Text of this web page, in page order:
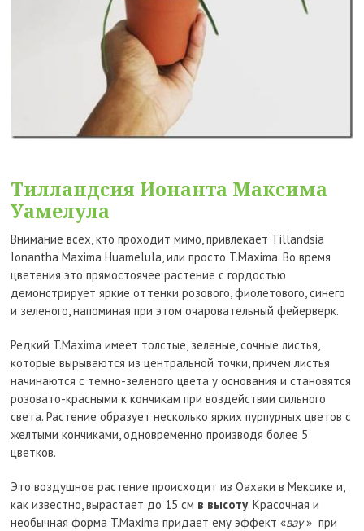
Тилландсия Ионанта Максима
Уамелула
Внимание всех, кто проходит мимо, привлекает Tillandsia
Ionantha Maxima Huamelula, или просто T.Maxima. Во время
цветения это прямостоячее растение с гордостью
демонстрирует яркие оттенки розового, фиолетового, синего
и зеленого, напоминая при этом очаровательный фейерверк.
Редкий T.Maxima имеет толстые, зеленые, сочные листья,
которые вырываются из центральной точки, причем листья
начинаются с темно-зеленого цвета у основания и становятся
розовато-красными к кончикам при воздействии сильного
света. Растение образует несколько ярких пурпурных цветов с
желтыми кончиками, одновременно производя более 5
цветков.
Это воздушное растение происходит из Оахаки в Мексике и,
как известно, вырастает до 15 см в высоту. Красочная и
необычная форма T.Maxima придает ему эффект «вау» при